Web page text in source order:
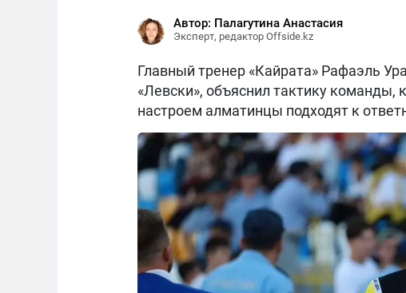
Автор: Палагутина Анастасия
Эксперт, редактор Offside.kz
Главный тренер «Кайрата» Рафаэль
«Левски», объяснил тактику
настроем алматинцы подходят к